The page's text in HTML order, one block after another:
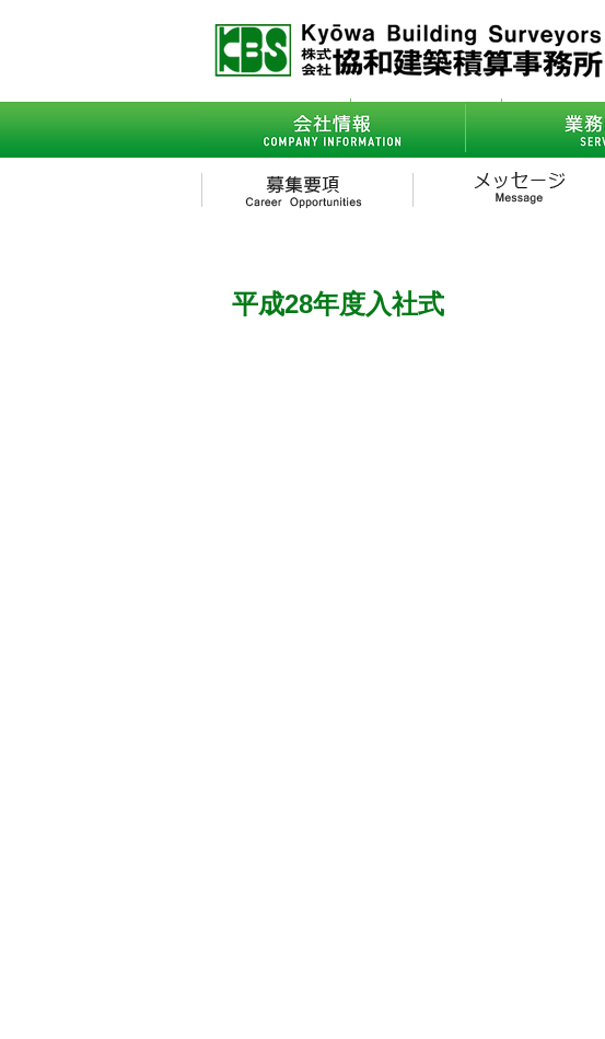
会社情報 - ごあいさつ - 沿革
平成28年度入社式